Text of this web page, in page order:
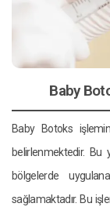
Baby
Baby Botoks
belirlenmektedir. Bu
bölgelerde
sağlamaktadır. Bu